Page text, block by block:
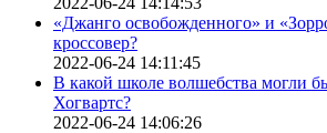
«Джанго освобожденного» и
кроссовер?
2022-06-24 14:11:45
В какой школе волшебства могли
Хогвартс?
2022-06-24 14:06:26